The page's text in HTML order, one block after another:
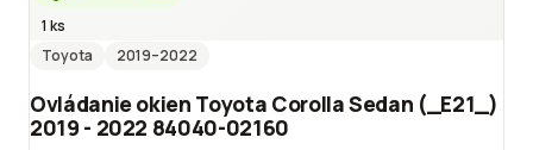
1 ks
Toyota
2019–2022
Ovládanie okien Toyota Corolla Sedan (_E21_)
2019 - 2022 84040-02160